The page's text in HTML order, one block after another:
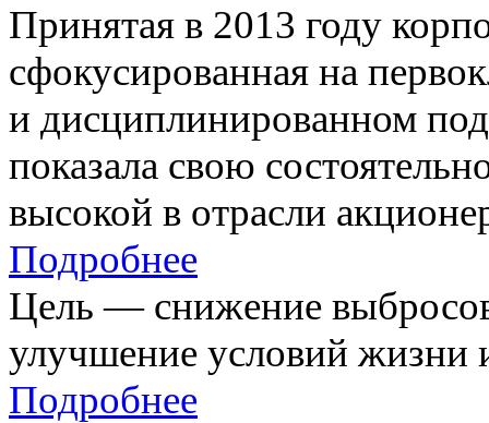
Принятая в 2013 году
сфокусированная на
и дисциплинированном
показала свою
высокой в отрасли
Подробнее
Цель — снижение
улучшение условий жизни
Подробнее